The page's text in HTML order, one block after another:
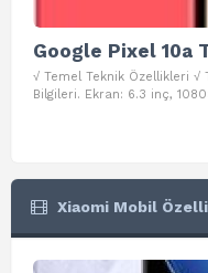
Google Pixel 10a
√ Temel Teknik Özellikleri √
Bilgileri. Ekran: 6.3 inç,
Xiaomi Mobil